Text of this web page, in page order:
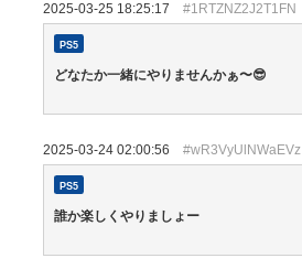
2025-03-25 18:25:17 #1RTZNZ2J2T1FN
PS5
どなたか一緒にやりませんかぁ〜😎
2025-03-24 02:00:56 #wR3VyUlNWaEVz
PS5
誰か楽しくやりましょー